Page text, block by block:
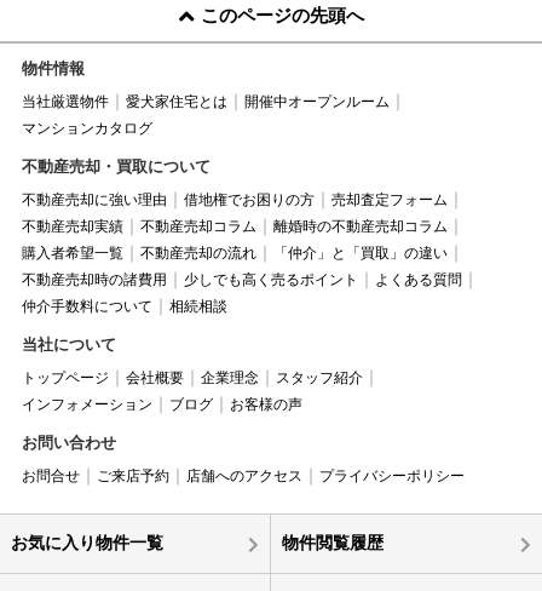
このページの先頭へ
物件情報
当社厳選物件 愛犬家住宅とは
開催中オープンルーム
マンションカタログ
不動産売却・買取について
不動産売却に強い理由 借地権でお困りの方
売却査定フォーム
不動産売却実績
不動産売却コラム
離婚時の不動産売却コラム
購入者希望一覧
不動産売却の流れ
「仲介」と「買取」の違い
不動産売却時の諸費用
少しでも高く売るポイント
よくある質問
仲介手数料について
相続相談
当社について
トップページ 会社概要 企業理念
スタッフ紹介
インフォメーション
ブログ お客様の声
お問い合わせ
お問合せ ご来店予約 店舗へのアクセス プライバシーポリシー
お気に入り物件一覧 物件閲覧履歴